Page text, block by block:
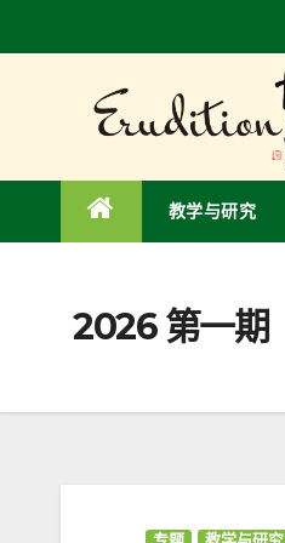
教学与研究
2026 第一期